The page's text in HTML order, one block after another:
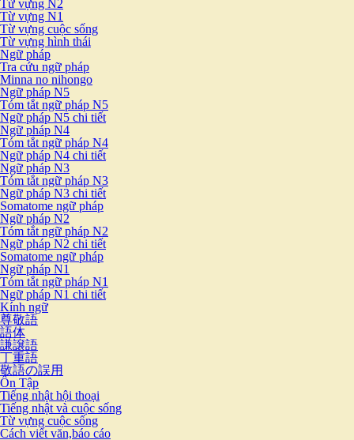
Từ vựng N2
Từ vựng N1
Từ vựng cuộc sống
Từ vựng hình thái
Ngữ pháp
Tra cứu ngữ pháp
Minna no nihongo
Ngữ pháp N5
Tóm tắt ngữ pháp N5
Ngữ pháp N5 chi tiết
Ngữ pháp N4
Tóm tắt ngữ pháp N4
Ngữ pháp N4 chi tiết
Ngữ pháp N3
Tóm tắt ngữ pháp N3
Ngữ pháp N3 chi tiết
Somatome ngữ pháp
Ngữ pháp N2
Tóm tắt ngữ pháp N2
Ngữ pháp N2 chi tiết
Somatome ngữ pháp
Ngữ pháp N1
Tóm tắt ngữ pháp N1
Ngữ pháp N1 chi tiết
Kính ngữ
尊敬語
語体
謙譲語
丁重語
敬語の誤用
Ôn Tập
Tiếng nhật hội thoại
Tiếng nhật và cuộc sống
Từ vựng cuộc sống
Cách viết văn,báo cáo